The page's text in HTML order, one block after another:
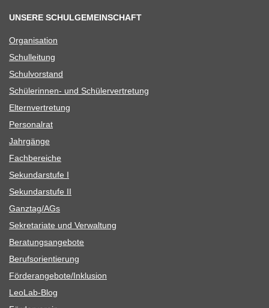
UNSERE SCHULGEMEINSCHAFT
Orga­ni­sa­tion
Schul­lei­tung
Schul­vor­stand
Schü­le­rin­nen- und Schülervertretung
Eltern­ver­tre­tung
Per­so­nal­rat
Jahr­gänge
Fach­be­rei­che
Sekun­dar­stufe I
Sekun­dar­stufe II
Ganztag/​​AGs
Sekre­ta­riate und Verwaltung
Bera­tungs­an­ge­bote
Berufs­ori­en­tie­rung
Förderangebote/​​Inklusion
Leo­Lab-Blog